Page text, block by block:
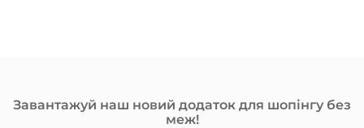
Завантажуй наш новий додаток для шопінгу без
меж!